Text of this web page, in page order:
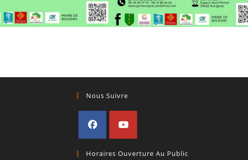
Nous Suivre
dans
dans
Horaires Ouverture Au Public